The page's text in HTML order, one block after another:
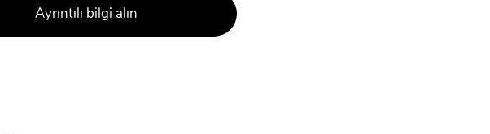
Ayrıntılı bilgi alın